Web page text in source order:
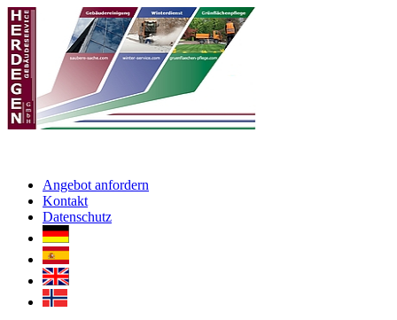
Angebot anfordern
Kontakt
Datenschutz